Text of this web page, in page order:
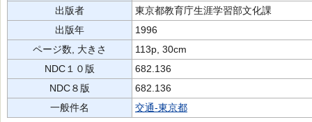
出版者
東京都教育庁生涯学習部文化課
出版年
1996
ページ数, 大きさ
113p, 30cm
NDC１０版
682.136
NDC８版
682.136
一般件名
交通-東京都